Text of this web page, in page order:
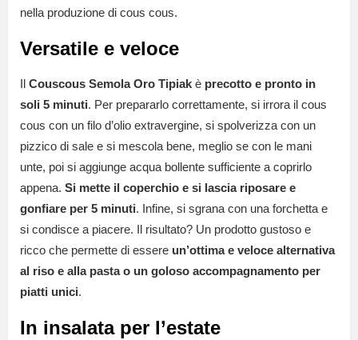
nella produzione di cous cous.
Versatile e veloce
Il Couscous Semola Oro Tipiak è precotto e pronto in
soli 5 minuti. Per prepararlo correttamente, si irrora il cous
cous con un filo d’olio extravergine, si spolverizza con un
pizzico di sale e si mescola bene, meglio se con le mani
unte, poi si aggiunge acqua bollente sufficiente a coprirlo
appena. Si mette il coperchio e si lascia riposare e
gonfiare per 5 minuti. Infine, si sgrana con una forchetta e
si condisce a piacere. Il risultato? Un prodotto gustoso e
ricco che permette di essere un’ottima e veloce alternativa
al riso e alla pasta o un goloso accompagnamento per
piatti unici.
In insalata per l’estate